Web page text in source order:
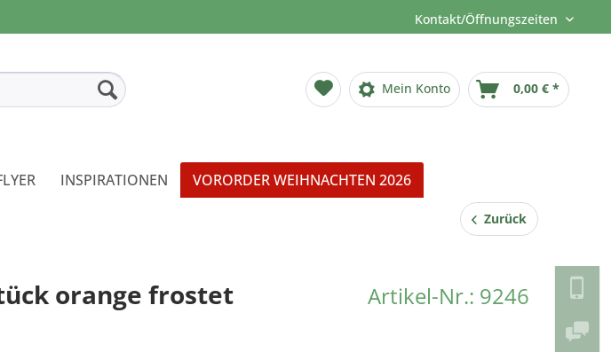
Kontakt/Öffnungszeiten
Mein Konto 0,00 € *
INSPIRATIONEN VORORDER WEIHNACHTEN 2026
Zurück
Artikel-Nr.: 9246
orange frostet